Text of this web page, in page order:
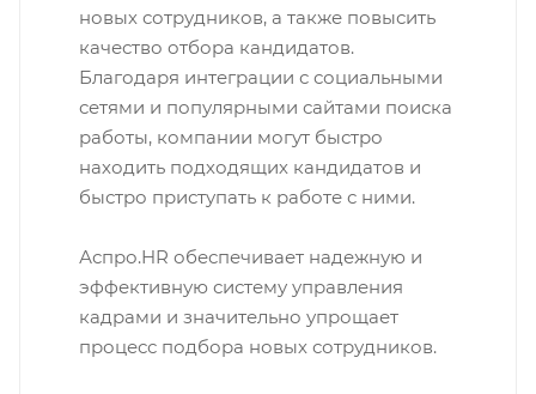
новых сотрудников, а также повысить
качество отбора кандидатов.
Благодаря интеграции с социальными
сетями и популярными сайтами поиска
работы, компании могут быстро
находить подходящих кандидатов и
быстро приступать к работе с ними.
Аспро.HR обеспечивает надежную и
эффективную систему управления
кадрами и значительно упрощает
процесс подбора новых сотрудников.